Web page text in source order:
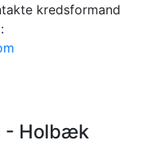
kredsformand
- Holbæk